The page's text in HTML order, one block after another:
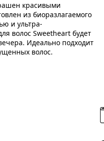
красивыми
из биоразлагаемого
и ультра-
волос Sweetheart будет
Идеально подходит
волос.